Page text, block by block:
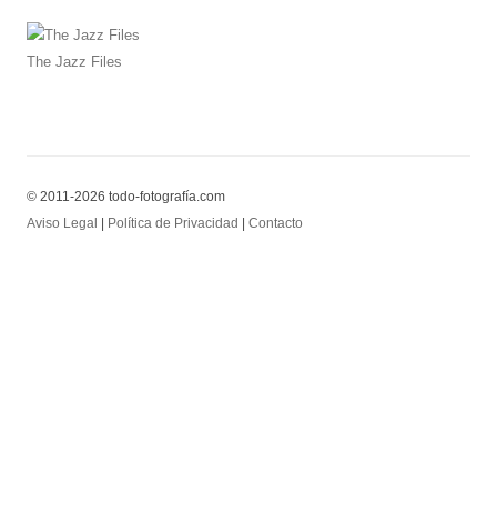
The Jazz Files
© 2011-2026 todo-fotografía.com
Aviso Legal
Política de Privacidad Contacto